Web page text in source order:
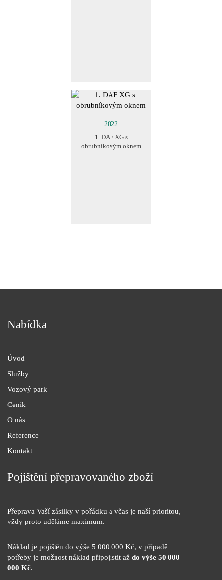
2022
1. DAF XG s
obrubníkovým oknem
Nabídka
Úvod
Služby
Vozový park
Ceník
O nás
Reference
Kontakt
Pojištění přepravovaného zboží
Přeprava Vaší zásilky v pořádku a včas je naší prioritou,
vždy proto uděláme maximum.
Náklad je pojištěn do výše 5 000 000 Kč, v případě
potřeby je možnost náklad připojistit až do výše 50 000
000 Kč.